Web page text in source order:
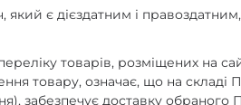
який є дієздатним і
товарів, розміщених на
товару, означає, що на
забезпечує доставку